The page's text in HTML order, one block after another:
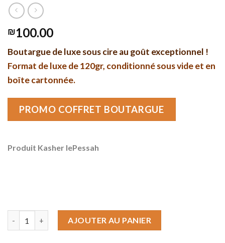
₪100.00
Boutargue de luxe sous cire au goût exceptionnel !
Format de luxe de 120gr, conditionné sous vide et en
boîte cartonnée.
PROMO COFFRET BOUTARGUE
Produit Kasher lePessah
AJOUTER AU PANIER